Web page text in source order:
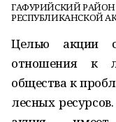
ГАФУРИЙСКИЙ
РЕСПУБЛИКАНСКОЙ
Целью акции
отношения к
общества к
лесных